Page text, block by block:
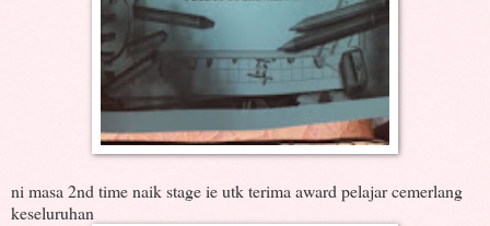
ni masa 2nd time naik stage ie utk terima award pelajar cemerlang
keseluruhan